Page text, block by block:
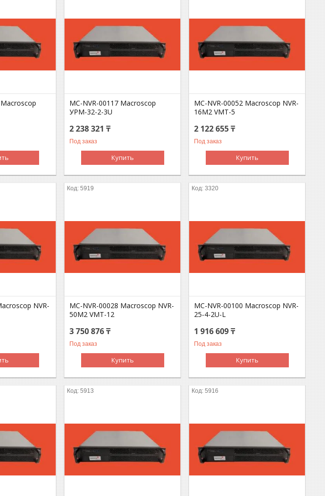
MC-NVR-00117 Macroscop
УРМ-32-2-3U
2 238 321 ₸
Под заказ
Купить
MC-NVR-00052 Macroscop NVR-
16M2 VMT-5
2 122 655 ₸
Под заказ
Купить
NVR-
5919
MC-NVR-00028 Macroscop NVR-
50M2 VMT-12
3 750 876 ₸
Под заказ
Купить
3320
MC-NVR-00100 Macroscop NVR-
25-4-2U-L
1 916 609 ₸
Под заказ
Купить
5913 5916